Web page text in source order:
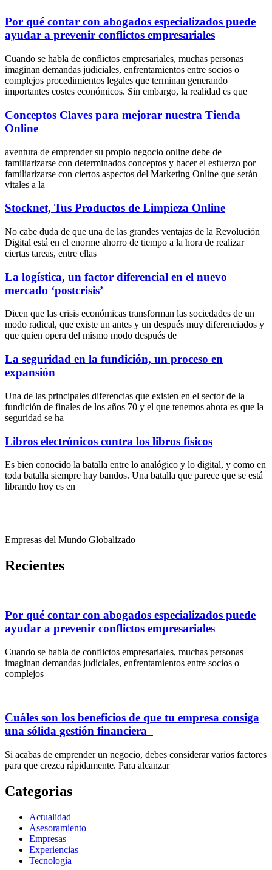
Por qué contar con abogados especializados puede
ayudar a prevenir conflictos empresariales
Cuando se habla de conflictos empresariales, muchas personas
imaginan demandas judiciales, enfrentamientos entre socios o
complejos procedimientos legales que terminan generando
importantes costes económicos. Sin embargo, la realidad es que
Conceptos Claves para mejorar nuestra Tienda
Online
aventura de emprender su propio negocio online debe de
familiarizarse con determinados conceptos y hacer el esfuerzo por
familiarizarse con ciertos aspectos del Marketing Online que serán
vitales a la
Stocknet, Tus Productos de Limpieza Online
No cabe duda de que una de las grandes ventajas de la Revolución
Digital está en el enorme ahorro de tiempo a la hora de realizar
ciertas tareas, entre ellas
La logística, un factor diferencial en el nuevo
mercado ‘postcrisis’
Dicen que las crisis económicas transforman las sociedades de un
modo radical, que existe un antes y un después muy diferenciados y
que quien opera del mismo modo después de
La seguridad en la fundición, un proceso en
expansión
Una de las principales diferencias que existen en el sector de la
fundición de finales de los años 70 y el que tenemos ahora es que la
seguridad se ha
Libros electrónicos contra los libros físicos
Es bien conocido la batalla entre lo analógico y lo digital, y como en
toda batalla siempre hay bandos. Una batalla que parece que se está
librando hoy es en
Empresas del Mundo Globalizado
Recientes
Por qué contar con abogados especializados puede
ayudar a prevenir conflictos empresariales
Cuando se habla de conflictos empresariales, muchas personas
imaginan demandas judiciales, enfrentamientos entre socios o
complejos
Cuáles son los beneficios de que tu empresa consiga
una sólida gestión financiera
Si acabas de emprender un negocio, debes considerar varios factores
para que crezca rápidamente. Para alcanzar
Categorias
Actualidad
Asesoramiento
Empresas
Experiencias
Tecnología